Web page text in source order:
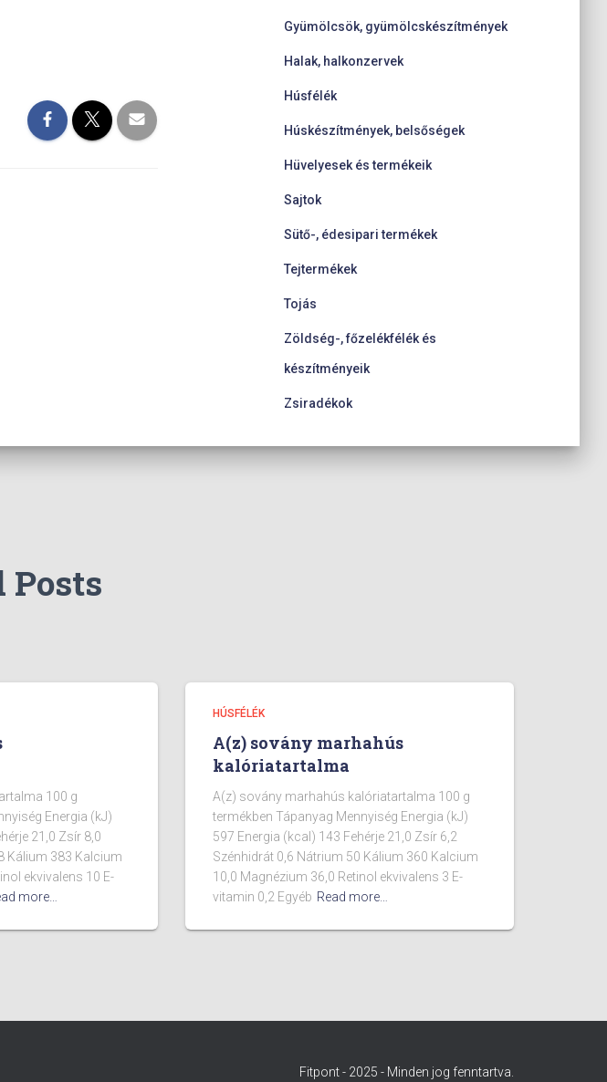
Gyümölcsök, gyümölcskészítmények
Halak, halkonzervek
Húsfélék
Húskészítmények, belsőségek
Hüvelyesek és termékeik
Sajtok
Sütő-, édesipari termékek
Tejtermékek
Tojás
Zöldség-, főzelékfélék és
készítményeik
Zsiradékok
Posts
100 g
Energia (kJ)
21,0 Zsír 8,0
Kálium 383 Kalcium
ekvivalens 10 E-
more…
HÚSFÉLÉK
A(z) sovány marhahús
kalóriatartalma
A(z) sovány marhahús kalóriatartalma 100 g
termékben Tápanyag Mennyiség Energia (kJ)
597 Energia (kcal) 143 Fehérje 21,0 Zsír 6,2
Szénhidrát 0,6 Nátrium 50 Kálium 360 Kalcium
10,0 Magnézium 36,0 Retinol ekvivalens 3 E-
vitamin 0,2 Egyéb Read more…
Fitpont - 2025 - Minden jog fenntartva.